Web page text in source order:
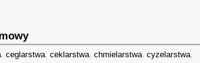
,ceglarstwa,ceklarstwa,chmielarstwa,cyzelarstwa,